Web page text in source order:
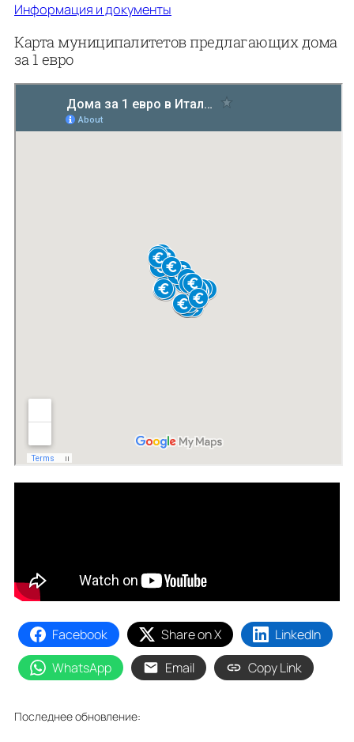
Информация и документы
Карта муниципалитетов предлагающих дома
за 1 евро
Facebook Share on X
LinkedIn
WhatsApp
Email Copy Link
Последнее обновление: